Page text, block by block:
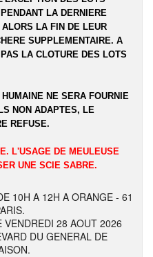
LA DERNIERE
LA FIN DE LEUR
SUPPLEMENTAIRE. A
LA CLOTURE DES LOTS
NE SERA FOURNIE
NON ADAPTES, LE
REFUSE.
L'USAGE DE MEULEUSE
UNE SCIE SABRE.
10H A 12H A ORANGE - 61
VENDREDI 28 AOUT 2026
DU GENERAL DE